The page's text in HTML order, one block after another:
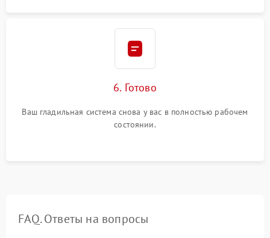
6. Готово
Ваш гладильная система снова у вас в полностью рабочем
состоянии.
FAQ. Ответы на вопросы